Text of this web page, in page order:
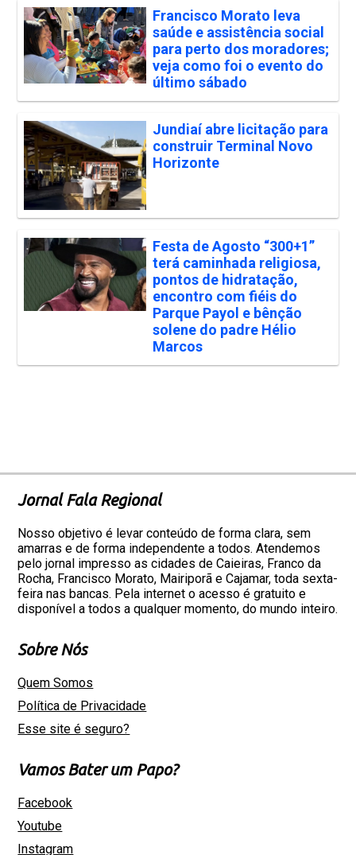
Francisco Morato leva
saúde e assistência social
para perto dos moradores;
veja como foi o evento do
último sábado
Jundiaí abre licitação para
construir Terminal Novo
Horizonte
Festa de Agosto “300+1”
terá caminhada religiosa,
pontos de hidratação,
encontro com fiéis do
Parque Payol e bênção
solene do padre Hélio
Marcos
Jornal Fala Regional
Nosso objetivo é levar conteúdo de forma clara, sem
amarras e de forma independente a todos. Atendemos
pelo jornal impresso as cidades de Caieiras, Franco da
Rocha, Francisco Morato, Mairiporã e Cajamar, toda sexta-
feira nas bancas. Pela internet o acesso é gratuito e
disponível a todos a qualquer momento, do mundo inteiro.
Sobre Nós
Quem Somos
Política de Privacidade
Esse site é seguro?
Vamos Bater um Papo?
Facebook
Youtube
Instagram